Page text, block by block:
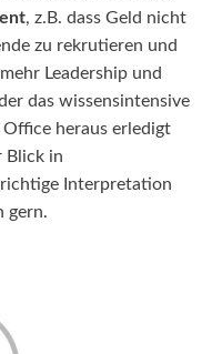
, z.B. dass Geld nicht
zu rekrutieren und
Leadership und
das wissensintensive
heraus erledigt
Blick in
Interpretation
gern.